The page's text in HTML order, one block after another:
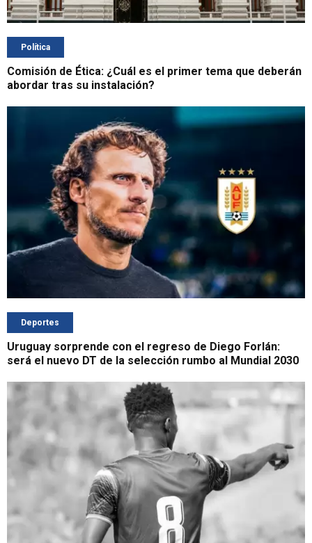
Política
Comisión de Ética: ¿Cuál es el primer tema que deberán
abordar tras su instalación?
Deportes
Uruguay sorprende con el regreso de Diego Forlán:
será el nuevo DT de la selección rumbo al Mundial 2030